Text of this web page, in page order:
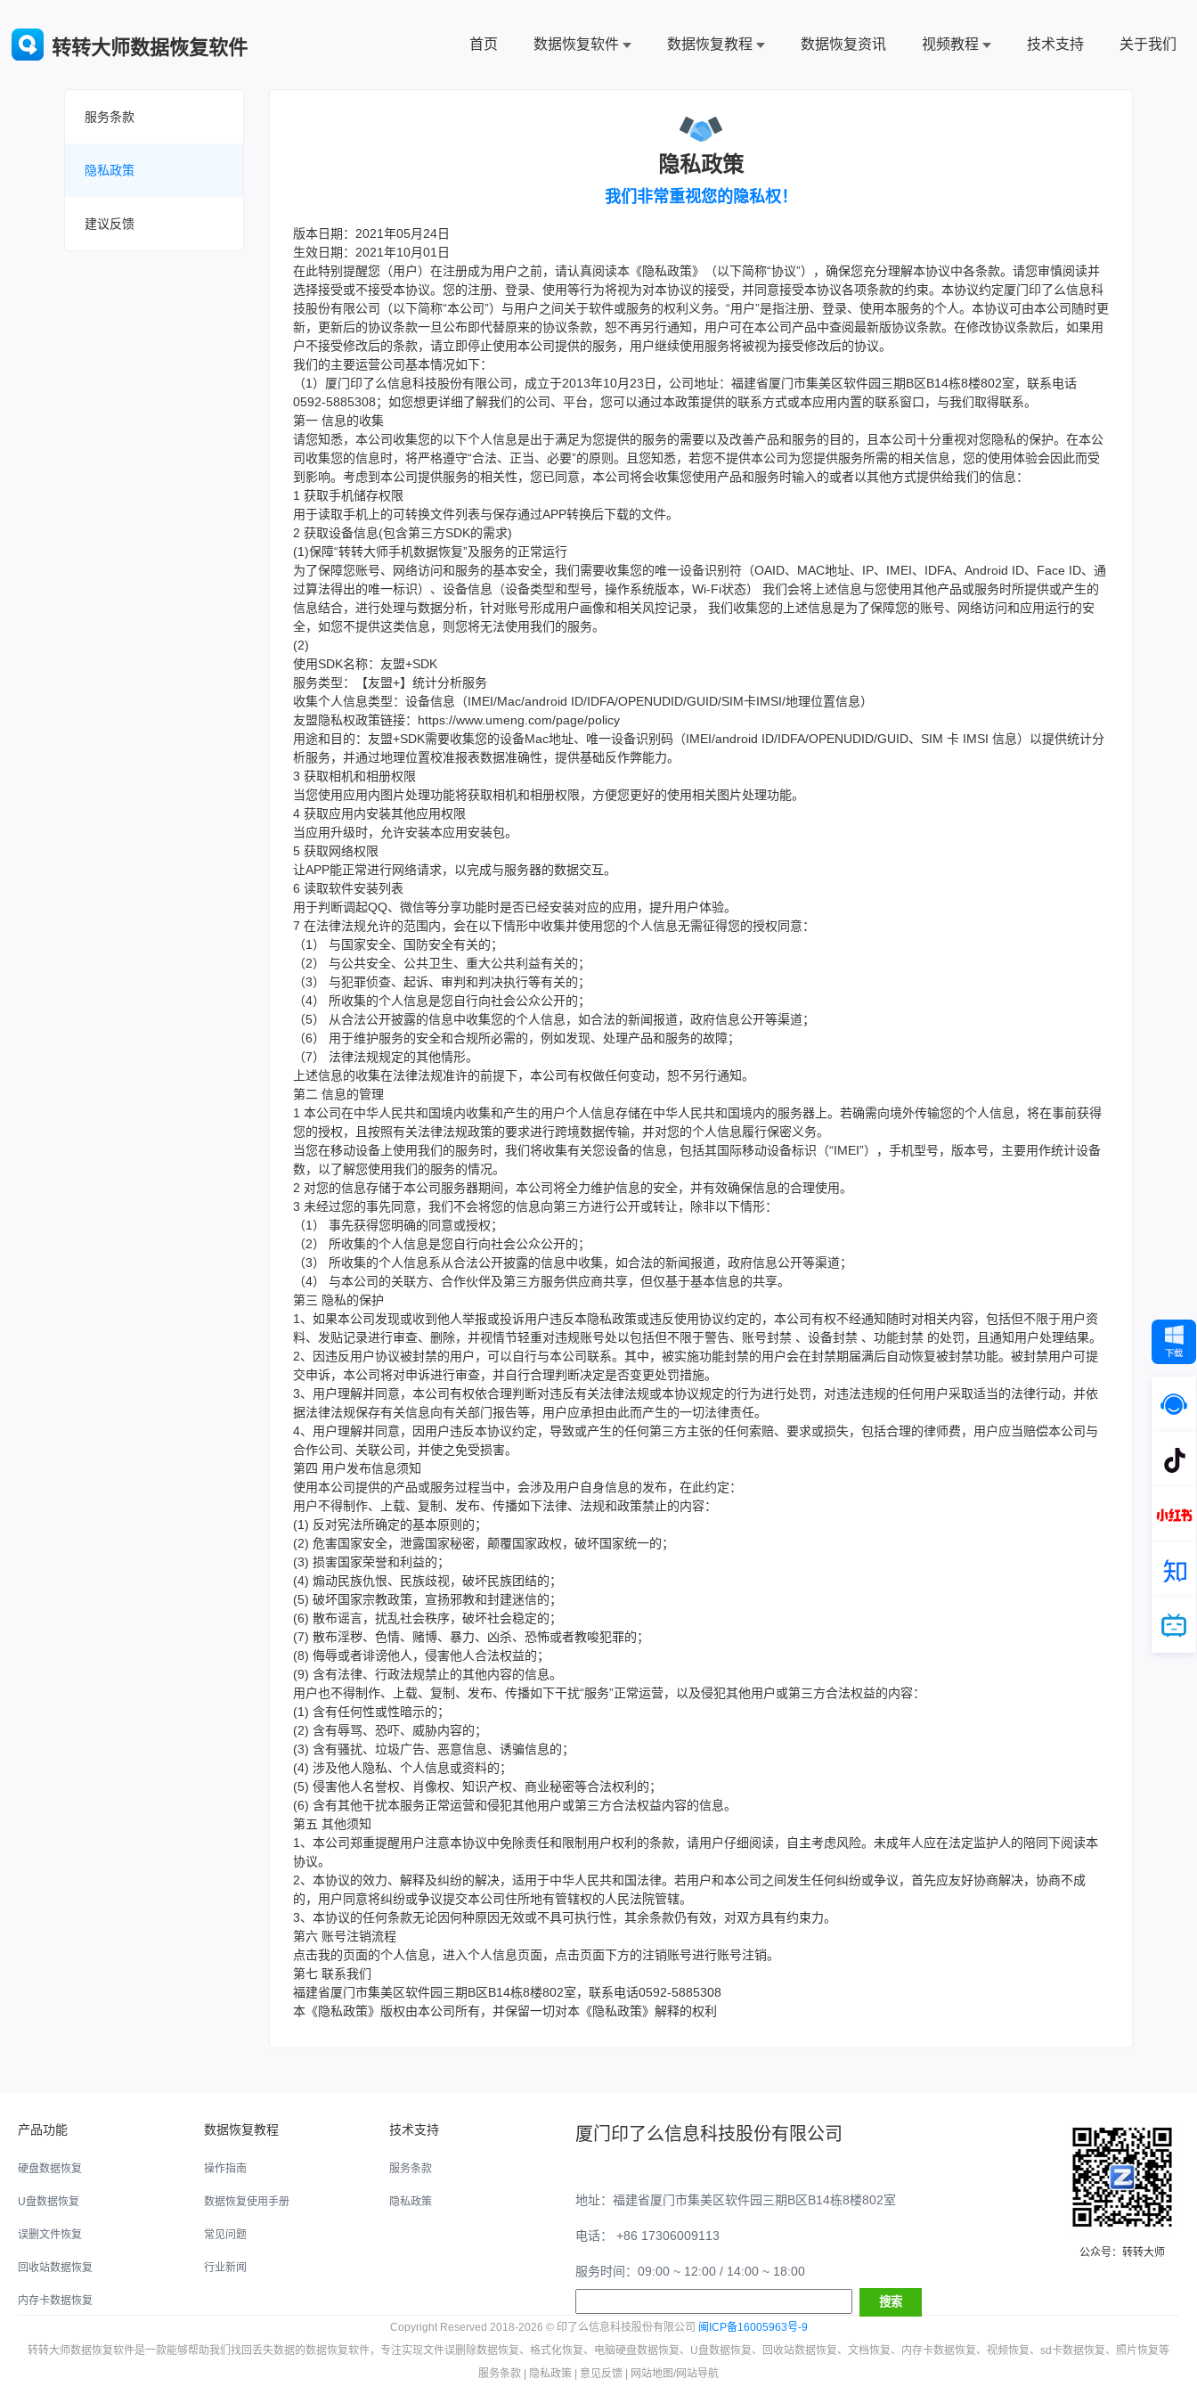
转转大师数据恢复软件 首页 数据恢复软件 数据恢复教程 数据恢复资讯 视频教程 技术支持 关于我们
服务条款
隐私政策
建议反馈
隐私政策
我们非常重视您的隐私权！
版本日期：2021年05月24日
生效日期：2021年10月01日
在此特别提醒您（用户）在注册成为用户之前，请认真阅读本《隐私政策》（以下简称“协议”），确保您充分理解本协议中各条款。请您审慎阅读并
选择接受或不接受本协议。您的注册、登录、使用等行为将视为对本协议的接受，并同意接受本协议各项条款的约束。本协议约定厦门印了么信息科
技股份有限公司（以下简称“本公司”）与用户之间关于软件或服务的权利义务。“用户”是指注册、登录、使用本服务的个人。本协议可由本公司随时更
新，更新后的协议条款一旦公布即代替原来的协议条款，恕不再另行通知，用户可在本公司产品中查阅最新版协议条款。在修改协议条款后，如果用
户不接受修改后的条款，请立即停止使用本公司提供的服务，用户继续使用服务将被视为接受修改后的协议。
我们的主要运营公司基本情况如下：
（1）厦门印了么信息科技股份有限公司，成立于2013年10月23日，公司地址：福建省厦门市集美区软件园三期B区B14栋8楼802室，联系电话
0592-5885308；如您想更详细了解我们的公司、平台，您可以通过本政策提供的联系方式或本应用内置的联系窗口，与我们取得联系。
第一 信息的收集
请您知悉，本公司收集您的以下个人信息是出于满足为您提供的服务的需要以及改善产品和服务的目的，且本公司十分重视对您隐私的保护。在本公
司收集您的信息时，将严格遵守“合法、正当、必要”的原则。且您知悉，若您不提供本公司为您提供服务所需的相关信息，您的使用体验会因此而受
到影响。考虑到本公司提供服务的相关性，您已同意，本公司将会收集您使用产品和服务时输入的或者以其他方式提供给我们的信息：
1 获取手机储存权限
用于读取手机上的可转换文件列表与保存通过APP转换后下载的文件。
2 获取设备信息(包含第三方SDK的需求)
(1)保障“转转大师手机数据恢复”及服务的正常运行
为了保障您账号、网络访问和服务的基本安全，我们需要收集您的唯一设备识别符（OAID、MAC地址、IP、IMEI、IDFA、Android ID、Face ID、通
过算法得出的唯一标识）、设备信息（设备类型和型号，操作系统版本，Wi-Fi状态） 我们会将上述信息与您使用其他产品或服务时所提供或产生的
信息结合，进行处理与数据分析，针对账号形成用户画像和相关风控记录， 我们收集您的上述信息是为了保障您的账号、网络访问和应用运行的安
全，如您不提供这类信息，则您将无法使用我们的服务。
(2)
使用SDK名称：友盟+SDK
服务类型：【友盟+】统计分析服务
收集个人信息类型：设备信息（IMEI/Mac/android ID/IDFA/OPENUDID/GUID/SIM卡IMSI/地理位置信息）
友盟隐私权政策链接：https://www.umeng.com/page/policy
用途和目的：友盟+SDK需要收集您的设备Mac地址、唯一设备识别码（IMEI/android ID/IDFA/OPENUDID/GUID、SIM 卡 IMSI 信息）以提供统计分
析服务，并通过地理位置校准报表数据准确性，提供基础反作弊能力。
3 获取相机和相册权限
当您使用应用内图片处理功能将获取相机和相册权限，方便您更好的使用相关图片处理功能。
4 获取应用内安装其他应用权限
当应用升级时，允许安装本应用安装包。
5 获取网络权限
让APP能正常进行网络请求，以完成与服务器的数据交互。
6 读取软件安装列表
用于判断调起QQ、微信等分享功能时是否已经安装对应的应用，提升用户体验。
7 在法律法规允许的范围内，会在以下情形中收集并使用您的个人信息无需征得您的授权同意：
（1） 与国家安全、国防安全有关的；
（2） 与公共安全、公共卫生、重大公共利益有关的；
（3） 与犯罪侦查、起诉、审判和判决执行等有关的；
（4） 所收集的个人信息是您自行向社会公众公开的；
（5） 从合法公开披露的信息中收集您的个人信息，如合法的新闻报道，政府信息公开等渠道；
（6） 用于维护服务的安全和合规所必需的，例如发现、处理产品和服务的故障；
（7） 法律法规规定的其他情形。
上述信息的收集在法律法规准许的前提下，本公司有权做任何变动，恕不另行通知。
第二 信息的管理
1 本公司在中华人民共和国境内收集和产生的用户个人信息存储在中华人民共和国境内的服务器上。若确需向境外传输您的个人信息，将在事前获得
您的授权，且按照有关法律法规政策的要求进行跨境数据传输，并对您的个人信息履行保密义务。
当您在移动设备上使用我们的服务时，我们将收集有关您设备的信息，包括其国际移动设备标识（“IMEI”），手机型号，版本号，主要用作统计设备
数，以了解您使用我们的服务的情况。
2 对您的信息存储于本公司服务器期间，本公司将全力维护信息的安全，并有效确保信息的合理使用。
3 未经过您的事先同意，我们不会将您的信息向第三方进行公开或转让，除非以下情形：
（1） 事先获得您明确的同意或授权；
（2） 所收集的个人信息是您自行向社会公众公开的；
（3） 所收集的个人信息系从合法公开披露的信息中收集，如合法的新闻报道，政府信息公开等渠道；
（4） 与本公司的关联方、合作伙伴及第三方服务供应商共享，但仅基于基本信息的共享。
第三 隐私的保护
1、如果本公司发现或收到他人举报或投诉用户违反本隐私政策或违反使用协议约定的，本公司有权不经通知随时对相关内容，包括但不限于用户资
料、发贴记录进行审查、删除，并视情节轻重对违规账号处以包括但不限于警告、账号封禁 、设备封禁 、功能封禁 的处罚，且通知用户处理结果。
2、因违反用户协议被封禁的用户，可以自行与本公司联系。其中，被实施功能封禁的用户会在封禁期届满后自动恢复被封禁功能。被封禁用户可提
交申诉，本公司将对申诉进行审查，并自行合理判断决定是否变更处罚措施。
3、用户理解并同意，本公司有权依合理判断对违反有关法律法规或本协议规定的行为进行处罚，对违法违规的任何用户采取适当的法律行动，并依
据法律法规保存有关信息向有关部门报告等，用户应承担由此而产生的一切法律责任。
4、用户理解并同意，因用户违反本协议约定，导致或产生的任何第三方主张的任何索赔、要求或损失，包括合理的律师费，用户应当赔偿本公司与
合作公司、关联公司，并使之免受损害。
第四 用户发布信息须知
使用本公司提供的产品或服务过程当中，会涉及用户自身信息的发布，在此约定：
用户不得制作、上载、复制、发布、传播如下法律、法规和政策禁止的内容：
(1) 反对宪法所确定的基本原则的；
(2) 危害国家安全，泄露国家秘密，颠覆国家政权，破坏国家统一的；
(3) 损害国家荣誉和利益的；
(4) 煽动民族仇恨、民族歧视，破坏民族团结的；
(5) 破坏国家宗教政策，宣扬邪教和封建迷信的；
(6) 散布谣言，扰乱社会秩序，破坏社会稳定的；
(7) 散布淫秽、色情、赌博、暴力、凶杀、恐怖或者教唆犯罪的；
(8) 侮辱或者诽谤他人，侵害他人合法权益的；
(9) 含有法律、行政法规禁止的其他内容的信息。
用户也不得制作、上载、复制、发布、传播如下干扰“服务”正常运营，以及侵犯其他用户或第三方合法权益的内容：
(1) 含有任何性或性暗示的；
(2) 含有辱骂、恐吓、威胁内容的；
(3) 含有骚扰、垃圾广告、恶意信息、诱骗信息的；
(4) 涉及他人隐私、个人信息或资料的；
(5) 侵害他人名誉权、肖像权、知识产权、商业秘密等合法权利的；
(6) 含有其他干扰本服务正常运营和侵犯其他用户或第三方合法权益内容的信息。
第五 其他须知
1、本公司郑重提醒用户注意本协议中免除责任和限制用户权利的条款，请用户仔细阅读，自主考虑风险。未成年人应在法定监护人的陪同下阅读本
协议。
2、本协议的效力、解释及纠纷的解决，适用于中华人民共和国法律。若用户和本公司之间发生任何纠纷或争议，首先应友好协商解决，协商不成
的，用户同意将纠纷或争议提交本公司住所地有管辖权的人民法院管辖。
3、本协议的任何条款无论因何种原因无效或不具可执行性，其余条款仍有效，对双方具有约束力。
第六 账号注销流程
点击我的页面的个人信息，进入个人信息页面，点击页面下方的注销账号进行账号注销。
第七 联系我们
福建省厦门市集美区软件园三期B区B14栋8楼802室，联系电话0592-5885308
本《隐私政策》版权由本公司所有，并保留一切对本《隐私政策》解释的权利
产品功能
硬盘数据恢复
U盘数据恢复
误删文件恢复
回收站数据恢复
内存卡数据恢复
数据恢复教程
操作指南
数据恢复使用手册
常见问题
行业新闻
技术支持
服务条款
隐私政策
厦门印了么信息科技股份有限公司
地址：福建省厦门市集美区软件园三期B区B14栋8楼802室
电话： +86 17306009113
服务时间：09:00 ~ 12:00 / 14:00 ~ 18:00
公众号：转转大师
Copyright Reserved 2018-2026 © 印了么信息科技股份有限公司 闽ICP备16005963号-9
转转大师数据恢复软件是一款能够帮助我们找回丢失数据的数据恢复软件，专注实现文件误删除数据恢复、格式化恢复、电脑硬盘数据恢复、U盘数据恢复、回收站数据恢复、文档恢复、内存卡数据恢复、视频恢复、sd卡数据恢复、照片恢复等
服务条款
隐私政策 意见反馈 网站地图/网站导航